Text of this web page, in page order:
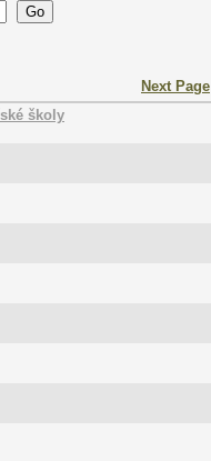
Next Page
školy